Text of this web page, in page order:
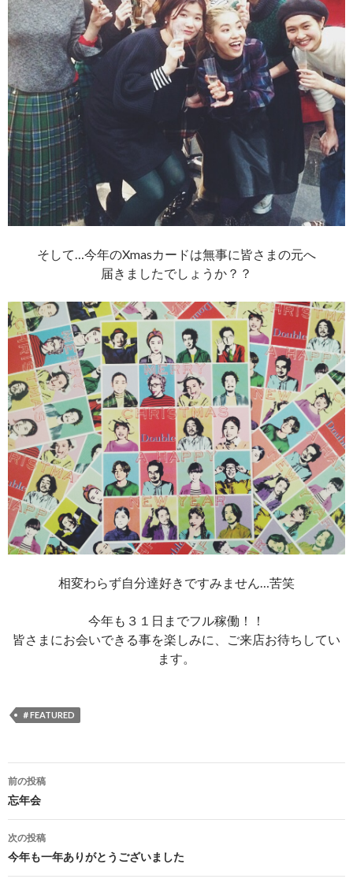
そして…今年のXmasカードは無事に皆さまの元へ
届きましたでしょうか？？
相変わらず自分達好きですみません…苦笑
今年も３１日までフル稼働！！
皆さまにお会いできる事を楽しみに、ご来店お待ちしてい
ます。
＃FEATURED
投
稿
ナ
前の投稿
忘年会
次の投稿
今年も一年ありがとうございました